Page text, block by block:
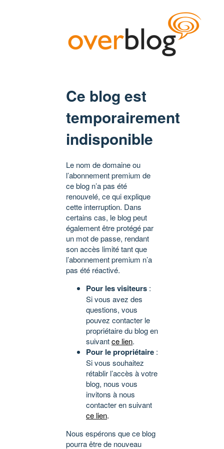
Ce blog est
temporairement
indisponible
Le nom de domaine ou
l’abonnement premium de
ce blog n’a pas été
renouvelé, ce qui explique
cette interruption. Dans
certains cas, le blog peut
également être protégé par
un mot de passe, rendant
son accès limité tant que
l’abonnement premium n’a
pas été réactivé.
Pour les visiteurs :
Si vous avez des
questions, vous
pouvez contacter le
propriétaire du blog en
suivantce lien.
Pour le propriétaire :
Si vous souhaitez
rétablir l’accès à votre
blog, nous vous
invitons à nous
contacter en suivant
ce lien.
Nous espérons que ce blog
pourra être de nouveau